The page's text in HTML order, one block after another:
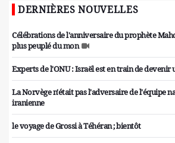
DERNIÈRES NOUVELLES
Célébrations de l'anniversaire du prophète
plus peuplé du mon
Experts de l'ONU : Israël est en train de devenir
La Norvège n'était pas l'adversaire de l'équipe
iranienne
le voyage de Grossi à Téhéran ; bientôt